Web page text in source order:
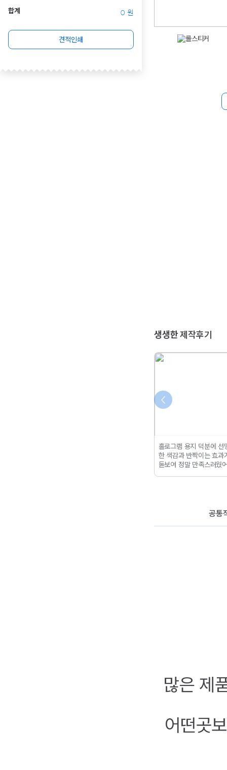
합계 0 원
견적인쇄
생생한제작후기
홀로그램 용지 덕분에 선
한 색감과 반짝이는 효과
돋보여 정말 만족스러웠
공통
많은 제
어떤곳